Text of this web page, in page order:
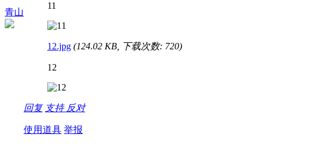
青山
11
12.jpg (124.02 KB, 下载次数: 720)
12
回复 支持 反对
使用道具 举报